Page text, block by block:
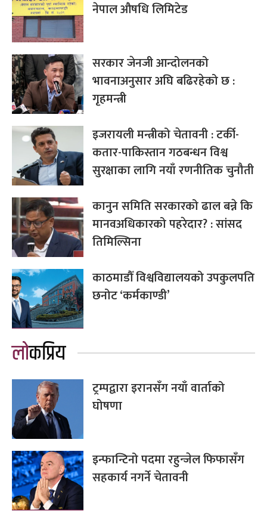
नेपाल औषधि लिमिटेड
सरकार जेनजी आन्दोलनको
भावनाअनुसार अघि बढिरहेको छ :
गृहमन्त्री
इजरायली मन्त्रीको चेतावनी : टर्की-
कतार-पाकिस्तान गठबन्धन विश्व
सुरक्षाका लागि नयाँ रणनीतिक चुनौती
कानुन समिति सरकारको ढाल बन्ने कि
मानवअधिकारको पहरेदार? : सांसद
तिमिल्सिना
काठमाडौँ विश्वविद्यालयको उपकुलपति
छनोट ‘कर्मकाण्डी’
लोकप्रिय
ट्रम्पद्वारा इरानसँग नयाँ वार्ताको
घोषणा
इन्फान्टिनो पदमा रहुन्जेल फिफासँग
सहकार्य नगर्ने चेतावनी